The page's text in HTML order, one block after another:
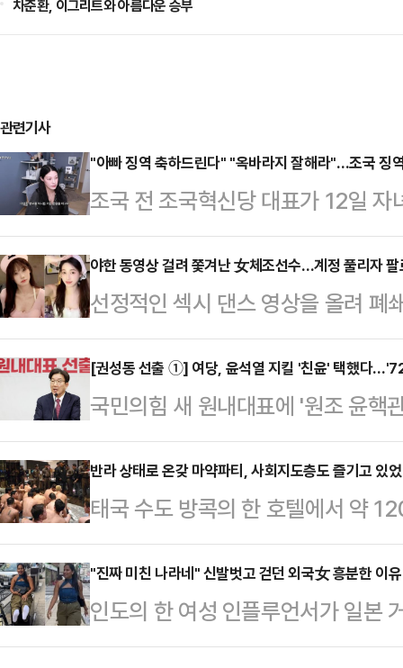
차준환, 이그리트와 아름다운 승부
관련기사
"아빠 징역 축하드린다" "옥바라지 잘해라"…조국 징
조국 전 조국혁신당 대표가 12일
징역 2년을 확정받은 가운데 일부
서비스(SNS)에 악성 댓글을 남기
엄상필 대법관)는 이날 오전 뇌물
에 징역 2년을 선고한 원심판결을
이에 따라 조 전 대표는 의원직을
옥바라지 잘해라", "아버지 영치금
"부…
야한 동영상 걸려 쫓겨난 女체조선수…계정 풀리자
선정적인 섹시 댄스 영상을 올려 폐
(SNS) 계정이 복원된 지 단 하루
(현지 시각) 홍콩 사우스차이나모
선수권 대회에 중국 체조대표팀 자
승한 전적이 있는 우 리우팡(30)
다.그는 2012년 올림픽 선발전에
전할 수 없게 됐다. 이후 갑작스럽
후 우는 2…
[권성동 선출 ①] 여당, 윤석열 지킬 '친윤' 택했다
국민의힘 새 원내대표에 '원조 윤핵
석열)'이 원내의 중심으로 재등판했
데에는 한동훈 국민의힘 대표를 향
이 나온다. 이로써 친윤이 다시 원
칫 당과 민심의 괴리가 커질 수 있
국회에서 열린 국민의힘 의원총회
됐다. 상대 후보였던 김태호 의원
친한(친한…
반라 상태로 온갖 마약파티, 사회지도층도 즐기고 있
태국 수도 방콕의 한 호텔에서 약
발됐다.10일(현지 시각) AFP통신
도심의 수쿰윗 지역에 위치한 한 호
124명을 체포했다고 밝혔다.체포
동성애자로 조사됐다. 외국인 5명
"진짜 미친 나라네" 신발벗고 걷던 외국女 흥분한 이유
인도의 한 여성 인플루언서가 일본
벗고 걸었다.28일(현지시간) 홍콩